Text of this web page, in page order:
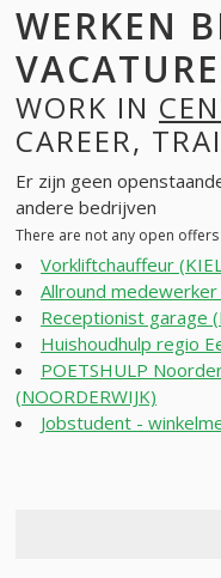
WERKEN
WORK IN
CAREER,
Er zijn geen
andere bedrijven
There are not any open
Vorkliftchauffeur
Allround
Receptionist garage
Huishoudhulp regio
POETSHULP
(NOORDERWIJK)
Jobstudent -